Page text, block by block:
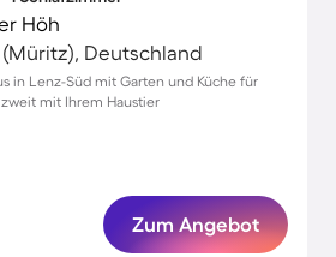
Höh
Deutschland
in Lenz-Süd mit Garten und Küche für
mit Ihrem Haustier
Zum Angebot